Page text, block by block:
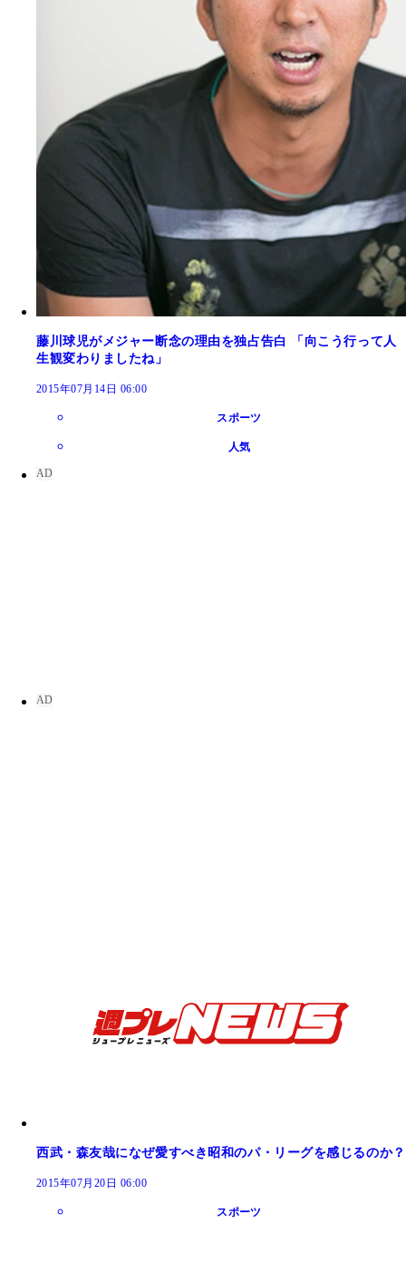
藤川球児がメジャー断念の理由を独占告白 「向こう行って人
生観変わりましたね」
2015年07月14日 06:00
スポーツ
人気
西武・森友哉になぜ愛すべき昭和のパ・リーグを感じるのか？
2015年07月20日 06:00
スポーツ